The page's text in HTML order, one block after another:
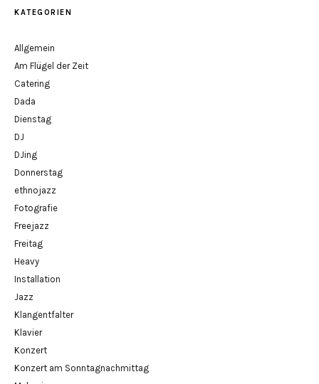
KATEGORIEN
Allgemein
Am Flügel der Zeit
Catering
Dada
Dienstag
DJ
DJing
Donnerstag
ethnojazz
Fotografie
Freejazz
Freitag
Heavy
Installation
Jazz
Klangentfalter
Klavier
Konzert
Konzert am Sonntagnachmittag